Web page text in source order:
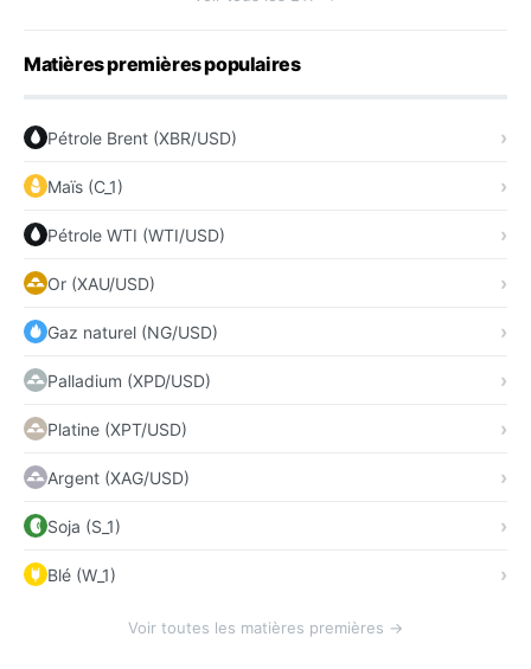
Matières premières populaires
Pétrole Brent (XBR/USD)
Maïs (C_1)
Pétrole WTI (WTI/USD)
Or (XAU/USD)
Gaz naturel (NG/USD)
Palladium (XPD/USD)
Platine (XPT/USD)
Argent (XAG/USD)
Soja (S_1)
Blé (W_1)
Voir toutes les matières premières →